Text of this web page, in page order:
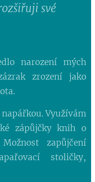
své
narození mých
zrození jako
Využívám
zápůjčky knih o
zapůjčení
stoličky,